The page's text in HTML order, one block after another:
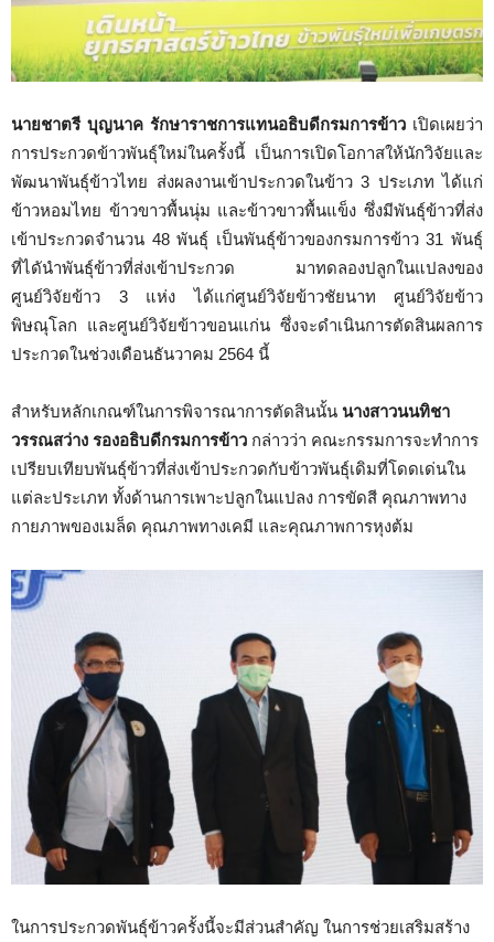
นายชาตรี บุญนาค รักษาราชการแทนอธิบดีกรมการข้าว เปิดเผยว่า
การประกวดข้าวพันธุ์ใหม่ในครั้งนี้ เป็นการเปิดโอกาสให้นักวิจัยและ
พัฒนาพันธุ์ข้าวไทย ส่งผลงานเข้าประกวดในข้าว 3 ประเภท ได้แก่
ข้าวหอมไทย ข้าวขาวพื้นนุ่ม และข้าวขาวพื้นแข็ง ซึ่งมีพันธุ์ข้าวที่ส่ง
เข้าประกวดจำนวน 48 พันธุ์ เป็นพันธุ์ข้าวของกรมการข้าว 31 พันธุ์
ที่ไดันำพันธุ์ข้าวที่ส่งเข้าประกวด มาทดลองปลูกในแปลงของ
ศูนย์วิจัยข้าว 3 แห่ง ได้แก่ศูนย์วิจัยข้าวชัยนาท ศูนย์วิจัยข้าว
พิษณุโลก และศูนย์วิจัยข้าวขอนแก่น ซึ่งจะดำเนินการตัดสินผลการ
ประกวดในช่วงเดือนธันวาคม 2564 นี้
สำหรับหลักเกณฑ์ในการพิจารณาการตัดสินนั้น นางสาวนนทิชา
วรรณสว่าง รองอธิบดีกรมการข้าว กล่าวว่า คณะกรรมการจะทำการ
เปรียบเทียบพันธุ์ข้าวที่ส่งเข้าประกวดกับข้าวพันธุ์เดิมที่โดดเด่นใน
แต่ละประเภท ทั้งด้านการเพาะปลูกในแปลง การขัดสี คุณภาพทาง
กายภาพของเมล็ด คุณภาพทางเคมี และคุณภาพการหุงต้ม
ในการประกวดพันธุ์ข้าวครั้งนี้จะมีส่วนสำคัญ ในการช่วยเสริมสร้าง